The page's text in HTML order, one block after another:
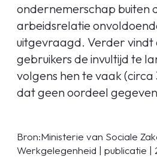
ondernemerschap buiten
arbeidsrelatie
uitgevraagd. Verder vindt
gebruikers de invultijd te
volgens hen te vaak (circa
dat geen oordeel
Bron:Ministerie van Sociale
Werkgelegenheid | publicatie |